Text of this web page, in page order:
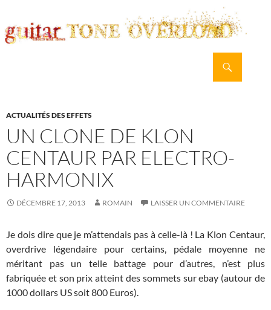
ACTUALITÉS DES EFFETS
UN CLONE DE KLON
CENTAUR PAR ELECTRO-
HARMONIX
DÉCEMBRE 17, 2013 ROMAIN LAISSER UN COMMENTAIRE
Je dois dire que je m’attendais pas à celle-là ! La Klon Centaur,
overdrive légendaire pour certains, pédale moyenne ne
méritant pas un telle battage pour d’autres, n’est plus
fabriquée et son prix atteint des sommets sur ebay (autour de
1000 dollars US soit 800 Euros).